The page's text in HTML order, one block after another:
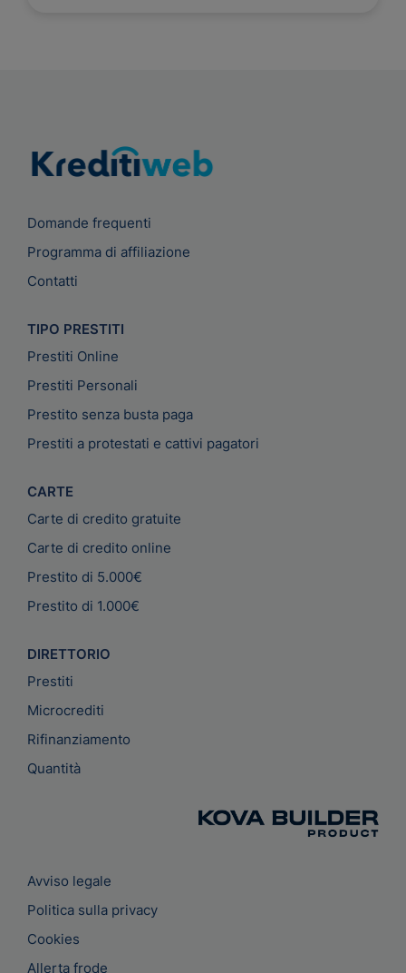
Domande frequenti
Programma di affiliazione
Contatti
TIPO PRESTITI
Prestiti Online
Prestiti Personali
Prestito senza busta paga
Prestiti a protestati e cattivi pagatori
CARTE
Carte di credito gratuite
Carte di credito online
Prestito di 5.000€
Prestito di 1.000€
DIRETTORIO
Prestiti
Microcrediti
Rifinanziamento
Quantità
Avviso legale
Politica sulla privacy
Cookies
Allerta frode